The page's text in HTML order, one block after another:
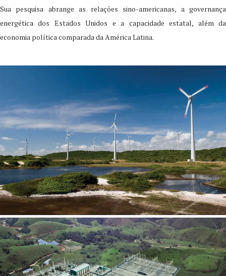
Sua pesquisa abrange as relações sino-americanas, a governança
energética dos Estados Unidos e a capacidade estatal, além da
economia política comparada da América Latina.